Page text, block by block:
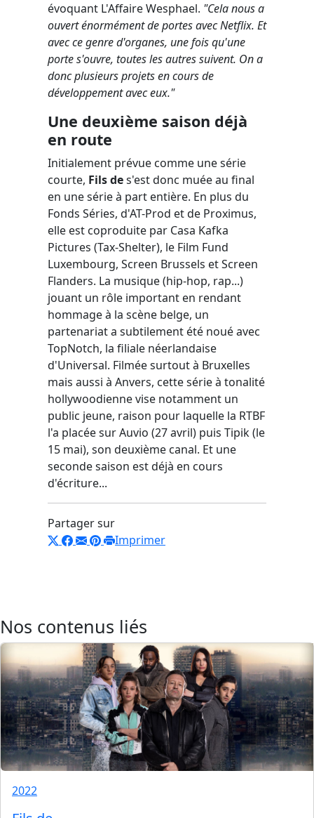
évoquant L'Affaire Wesphael. "Cela nous a
ouvert énormément de portes avec Netflix. Et
avec ce genre d'organes, une fois qu'une
porte s'ouvre, toutes les autres suivent. On a
donc plusieurs projets en cours de
développement avec eux."
Une deuxième saison déjà
en route
Initialement prévue comme une série
courte, Fils des'est donc muée au final
en une série à part entière. En plus du
Fonds Séries, d'AT-Prod et de Proximus,
elle est coproduite par Casa Kafka
Pictures (Tax-Shelter), le Film Fund
Luxembourg, Screen Brussels et Screen
Flanders. La musique (hip-hop, rap...)
jouant un rôle important en rendant
hommage à la scène belge, un
partenariat a subtilement été noué avec
TopNotch, la filiale néerlandaise
d'Universal. Filmée surtout à Bruxelles
mais aussi à Anvers, cette série à tonalité
hollywoodienne vise notamment un
public jeune, raison pour laquelle la RTBF
l'a placée sur Auvio (27 avril) puis Tipik (le
15 mai), son deuxième canal. Et une
seconde saison est déjà en cours
d'écriture...
Partager sur
Imprimer
Nos contenus liés
2022